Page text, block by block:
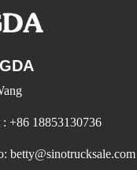
: +86 18853130736
betty@sinotrucksale.com